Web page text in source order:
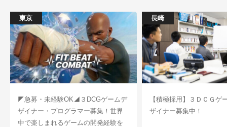
東京
◤急募・未経験OK◢３DCGゲームデ
ザイナー・プログラマー募集！世界
中で楽しまれるゲームの開発経験を
長崎
【積極採用】３ＤＣＧゲ
ザイナー募集中！